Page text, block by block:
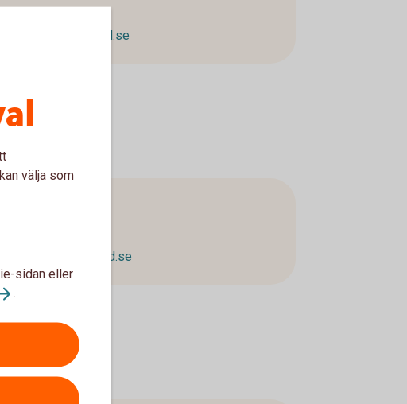
välja som
sidan eller
.